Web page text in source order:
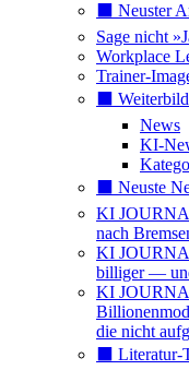
⬛️ Neuster
Sage nicht
Workplace
Trainer-
⬛️
News
KI-
⬛️ Neuste
KI
nach
KI
billiger —
KI
die nicht
⬛️ Literatur-